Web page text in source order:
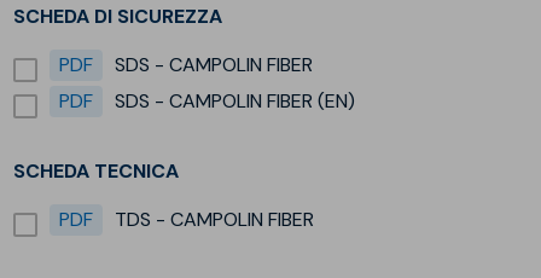
SCHEDA DI SICUREZZA
PDF
SDS - CAMPOLIN FIBER
PDF
SDS - CAMPOLIN FIBER (EN)
SCHEDA TECNICA
PDF
TDS - CAMPOLIN FIBER